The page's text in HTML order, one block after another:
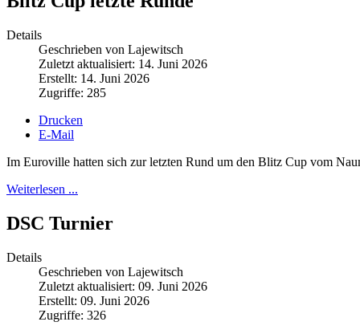
Details
Geschrieben von Lajewitsch
Zuletzt aktualisiert: 14. Juni 2026
Erstellt: 14. Juni 2026
Zugriffe: 285
Drucken
E-Mail
Im Euroville hatten sich zur letzten Rund um den Blitz Cup vom
Weiterlesen ...
DSC Turnier
Details
Geschrieben von Lajewitsch
Zuletzt aktualisiert: 09. Juni 2026
Erstellt: 09. Juni 2026
Zugriffe: 326